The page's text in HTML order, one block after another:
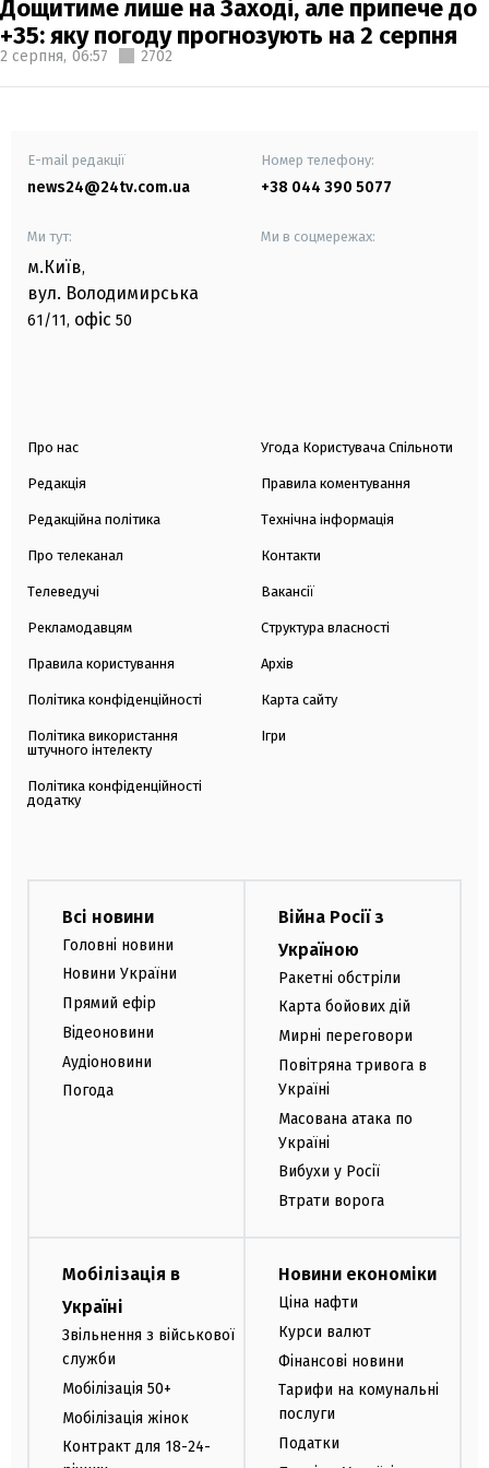
Дощитиме лише на Заході, але припече до
+35: яку погоду прогнозують на 2 серпня
2 серпня, 06:57 2702
E-mail редакції
news24@24tv.com.ua
Номер телефону:
+38 044 390 5077
Ми тут:
м.Київ,
вул. Володимирська
61/11, офіс 50
Ми в соцмережах:
Про нас
Редакція
Редакційна політика
Про телеканал
Телеведучі
Рекламодавцям
Правила користування
Політика конфіденційності
Політика використання
штучного інтелекту
Політика конфіденційності
додатку
Угода Користувача Спільноти
Правила коментування
Технічна інформація
Контакти
Вакансії
Структура власності
Архів
Карта сайту
Ігри
Всі новини
Головні новини
Новини України
Прямий ефір
Відеоновини
Аудіоновини
Погода
Війна Росії з
Україною
Ракетні обстріли
Карта бойових дій
Мирні переговори
Повітряна тривога в
Україні
Масована атака по
Україні
Вибухи у Росії
Втрати ворога
Мобілізація в
Україні
Звільнення з військової
служби
Мобілізація 50+
Мобілізація жінок
Контракт для 18-24-
Новини економіки
Ціна нафти
Курси валют
Фінансові новини
Тарифи на комунальні
послуги
Податки